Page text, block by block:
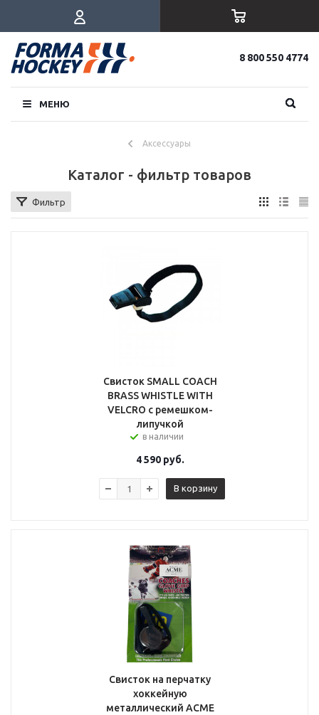
8 800 550 4774
МЕНЮ
Аксессуары
Каталог - фильтр товаров
Фильтр
Свисток SMALL COACH
BRASS WHISTLE WITH
VELCRO с ремешком-
липучкой
в наличии
4 590руб.
В корзину
Свисток на перчатку
хоккейную
металлический ACME